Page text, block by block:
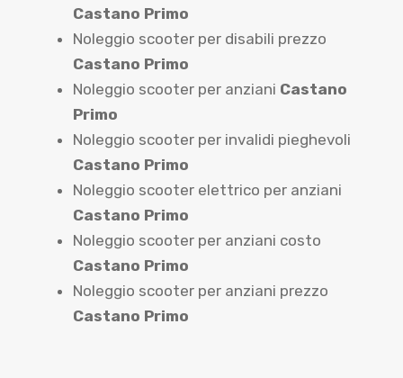
Castano Primo
Noleggio scooter per disabili prezzo
Castano Primo
Noleggio scooter per anziani Castano
Primo
Noleggio scooter per invalidi pieghevoli
Castano Primo
Noleggio scooter elettrico per anziani
Castano Primo
Noleggio scooter per anziani costo
Castano Primo
Noleggio scooter per anziani prezzo
Castano Primo